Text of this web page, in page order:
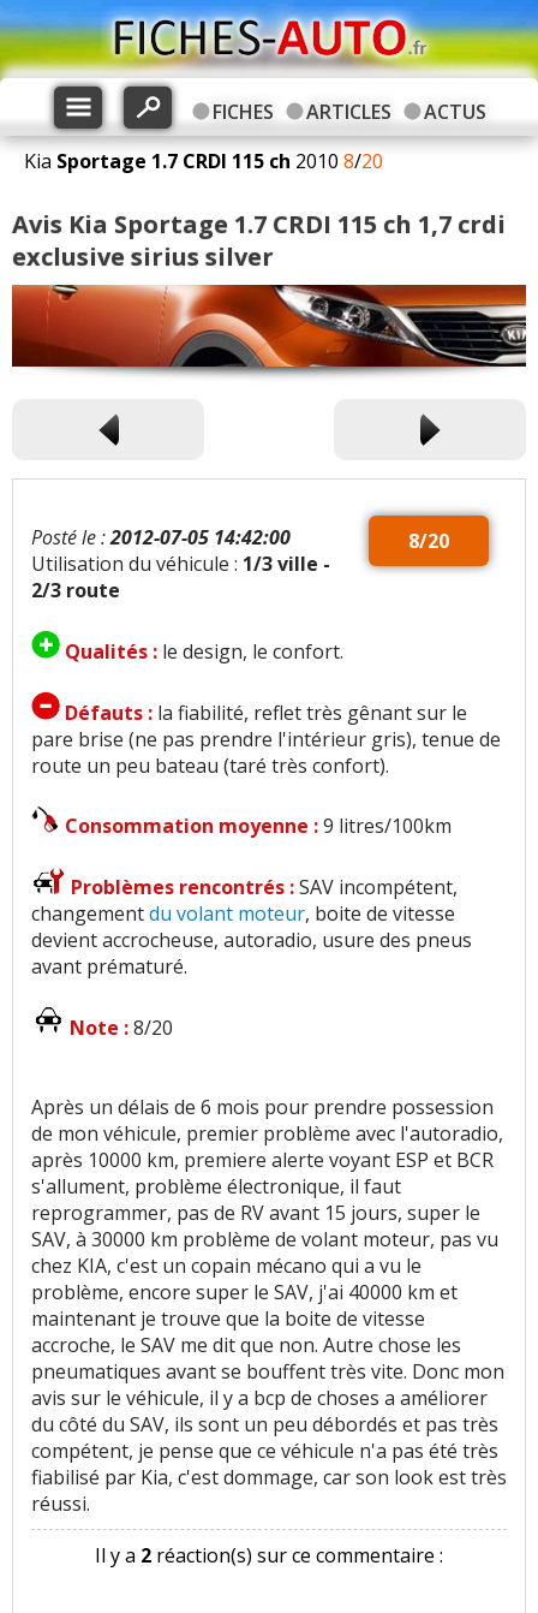
FICHES ARTICLES
ACTUS
Kia Sportage 1.7 CRDI 115 ch 2010 8/20
Avis Kia Sportage 1.7 CRDI 115 ch 1,7 crdi
exclusive sirius silver
8/20
Posté le :2012-07-05 14:42:00
Utilisation du véhicule : 1/3 ville -
2/3 route
Qualités : le design, le confort.
Défauts : la fiabilité, reflet très gênant sur le
pare brise (ne pas prendre l'intérieur gris), tenue de
route un peu bateau (taré très confort).
Consommation moyenne :9 litres/100km
Problèmes rencontrés :SAV incompétent,
changementdu volant moteur, boite de vitesse
devient accrocheuse, autoradio, usure des pneus
avant prématuré.
Note :8/20
Après un délais de 6 mois pour prendre possession
de mon véhicule, premier problème avec l'autoradio,
après 10000 km, premiere alerte voyant ESP et BCR
s'allument, problème électronique, il faut
reprogrammer, pas de RV avant 15 jours, super le
SAV, à 30000 km problème de volant moteur, pas vu
chez KIA, c'est un copain mécano qui a vu le
problème, encore super le SAV, j'ai 40000 km et
maintenant je trouve que la boite de vitesse
accroche, le SAV me dit que non. Autre chose les
pneumatiques avant se bouffent très vite. Donc mon
avis sur le véhicule, il y a bcp de choses a améliorer
du côté du SAV, ils sont un peu débordés et pas très
compétent, je pense que ce véhicule n'a pas été très
fiabilisé par Kia, c'est dommage, car son look est très
réussi.
Il y a 2 réaction(s) sur ce commentaire :